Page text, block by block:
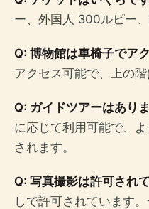
ー、外国人 300ルピー、
Q: 博物館は車椅子でア
アクセス可能で、上の階
Q: ガイドツアーはあり
に応じて利用可能で、
されます。
Q: 写真撮影は許可され
しで許可されています